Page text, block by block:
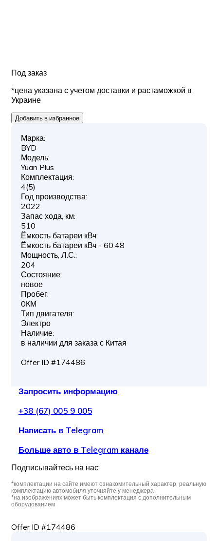
Под заказ
*цена указана с учетом доставки и растаможкой в
Украине
Добавить в избранное
Марка:
BYD
Модель:
Yuan Plus
Комплектация:
4(5)
Год производства:
2022
Запас хода, км:
510
Ёмкость батареи кВч:
Ёмкость батареи кВч - 60.48
Мощность, Л.С.:
204
Состояние:
новое
Пробег:
0КМ
Тип двигателя:
Электро
Наличие:
в наличии для заказа с Китая
Offer ID #174486
Запросить информацию
+38 (67) 005 9 005
Написать в Telegram
Больше авто в Telegram канале
Подписывайтесь на нас:
*комплектации на сайте имеют ознакомительный характер, реальную
комплектацию автомобиля уточняйте у менеджера
*на изображениях может быть комплектация с дополнительным
оборудованием
Offer ID #174486